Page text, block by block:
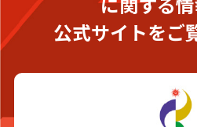
公式サイトをご